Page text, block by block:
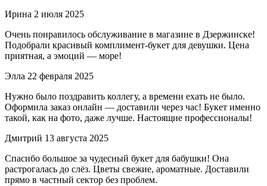
Ирина 2 июля 2025
Очень понравилось обслуживание в магазине в Дзержинске!
Подобрали красивый комплимент-букет для девушки. Цена
приятная, а эмоций — море!
Элла 22 февраля 2025
Нужно было поздравить коллегу, а времени ехать не было.
Оформила заказ онлайн — доставили через час! Букет именно
такой, как на фото, даже лучше. Настоящие профессионалы!
Дмитрий 13 августа 2025
Спасибо большое за чудесный букет для бабушки! Она
растрогалась до слёз. Цветы свежие, ароматные. Доставили
прямо в частный сектор без проблем.